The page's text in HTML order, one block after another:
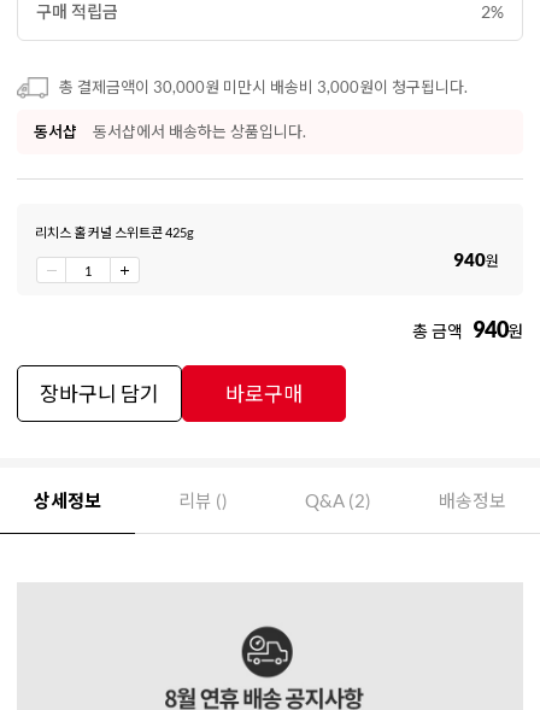
구매 적립금 2%
총 결제금액이 30,000원 미만시 배송비 3,000원이 청구됩니다.
동서샵 동서샵에서 배송하는 상품입니다.
리치스 홀 커널 스위트콘 425g
940원
총 금액 940원
장바구니 담기 바로구매
상세정보 리뷰 () Q&A (2) 배송정보